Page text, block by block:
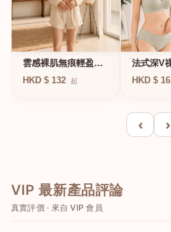
雲感裸肌無痕輕盈無
鋼圈內衣
HKD $ 132 起
法式深V
凍軟支撐
HKD $
‹ ›
VIP 最新產品評論
真實評價 · 來自 VIP 會員